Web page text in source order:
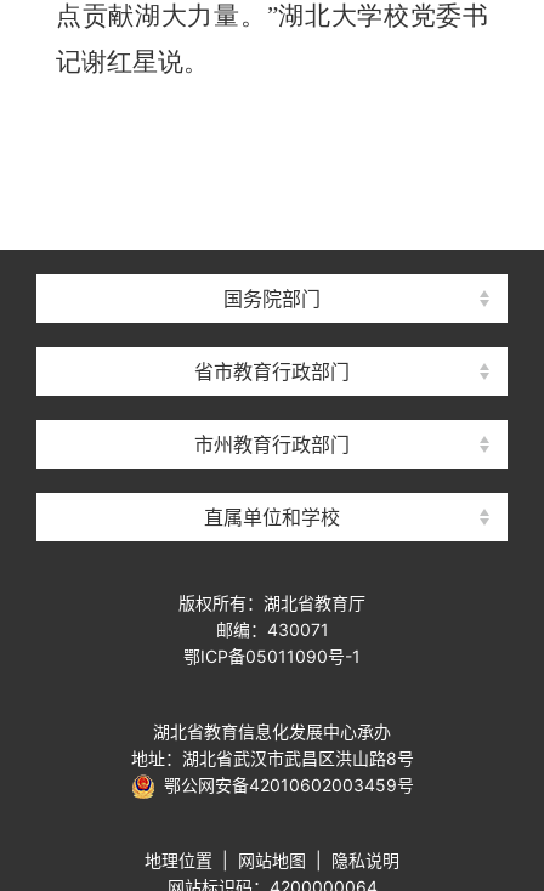
点贡献湖大力量。”湖北大学校党委书
记谢红星说。
国务院部门
省市教育行政部门
市州教育行政部门
直属单位和学校
版权所有：湖北省教育厅
邮编：430071
鄂ICP备05011090号-1
湖北省教育信息化发展中心承办
地址：湖北省武汉市武昌区洪山路8号
鄂公网安备42010602003459号
地理位置 网站地图
隐私说明